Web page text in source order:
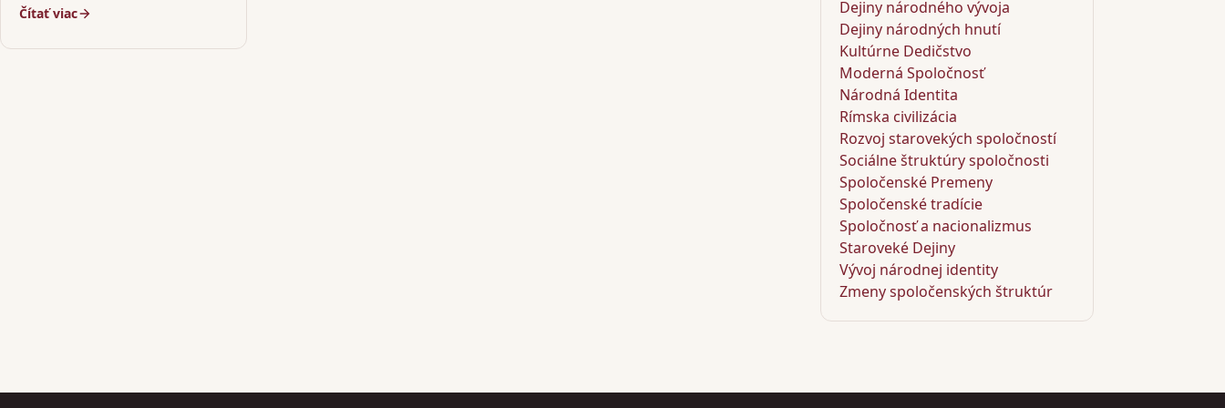
vytvorenie…
Čítať viac
Dejiny národného vývoja
Dejiny národných hnutí
Kultúrne Dedičstvo
Moderná Spoločnosť
Národná Identita
Rímska civilizácia
Rozvoj starovekých spoločností
Sociálne štruktúry spoločnosti
Spoločenské Premeny
Spoločenské tradície
Spoločnosť a nacionalizmus
Staroveké Dejiny
Vývoj národnej identity
Zmeny spoločenských štruktúr